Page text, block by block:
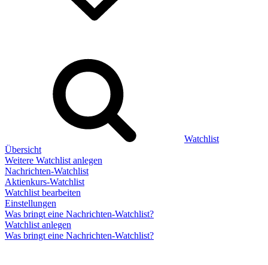
Watchlist
Übersicht
Weitere Watchlist anlegen
Nachrichten-Watchlist
Aktienkurs-Watchlist
Watchlist bearbeiten
Einstellungen
Was bringt eine Nachrichten-Watchlist?
Watchlist anlegen
Was bringt eine Nachrichten-Watchlist?